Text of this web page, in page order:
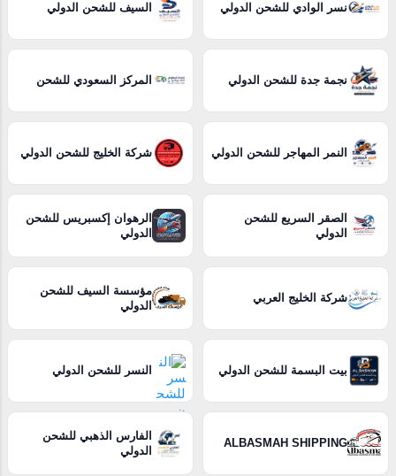
نسر الوادي للشحن الدولي السيف للشحن الدولي
نجمة جدة للشحن الدولي المركز السعودي للشحن
النمر المهاجر للشحن الدولي شركة الخليج للشحن الدولي
الصقر السريع للشحن
الدولي
الرهوان إكسبريس للشحن
الدولي
شركة الخليج العربي
مؤسسة السيف للشحن
الدولي
بيت البسمة للشحن الدولي النسر للشحن الدولي
ALBASMAH SHIPPING
الفارس الذهبي للشحن
الدولي